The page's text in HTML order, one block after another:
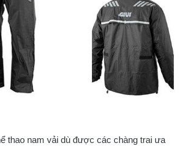
thao nam vải dù được các chàng trai ưa